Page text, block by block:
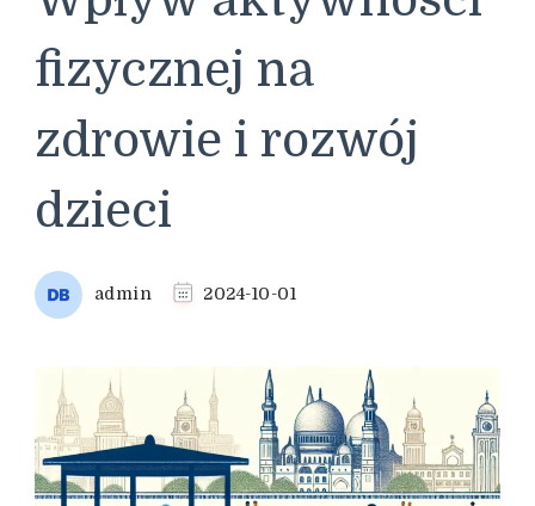
fizycznej na
zdrowie i rozwój
dzieci
admin 2024-10-01